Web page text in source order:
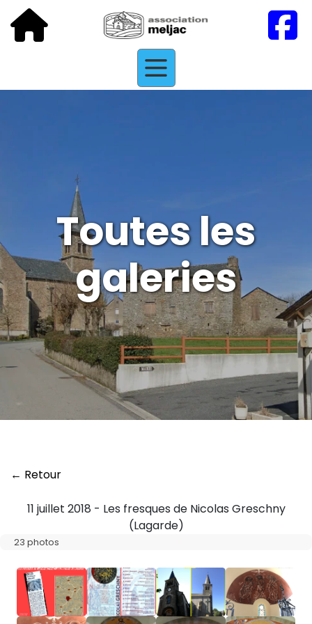
Toutes les
galeries
← Retour
11 juillet 2018 - Les fresques de Nicolas Greschny
(Lagarde)
23 photos